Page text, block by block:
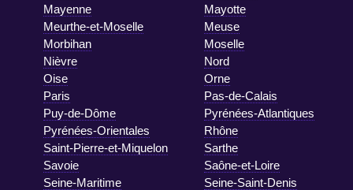
Mayenne
Mayotte
Meurthe-et-Moselle
Meuse
Morbihan
Moselle
Nièvre
Nord
Oise
Orne
Paris
Pas-de-Calais
Puy-de-Dôme
Pyrénées-Atlantiques
Pyrénées-Orientales
Rhône
Saint-Pierre-et-Miquelon
Sarthe
Savoie
Saône-et-Loire
Seine-Maritime
Seine-Saint-Denis